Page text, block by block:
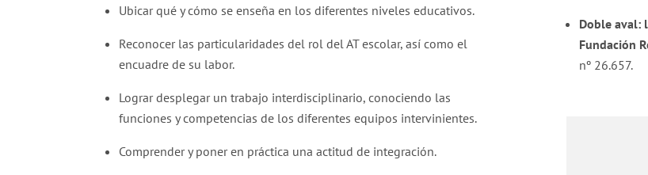
Ubicar qué y cómo se enseña en los diferentes niveles educativos.
Reconocer las particularidades del rol del AT escolar, así como el
encuadre de su labor.
Lograr desplegar un trabajo interdisciplinario, conociendo las
funciones y competencias de los diferentes equipos intervinientes.
Comprender y poner en práctica una actitud de integración.
Doble aval:
Fundación
nº 26.657.